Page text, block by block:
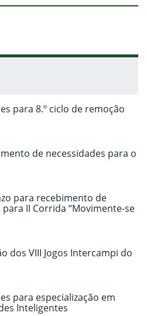
para 8.º ciclo de remoção
de necessidades para o
para recebimento de
II Corrida “Movimente-se
dos VIII Jogos Intercampi do
para especialização em
Inteligentes